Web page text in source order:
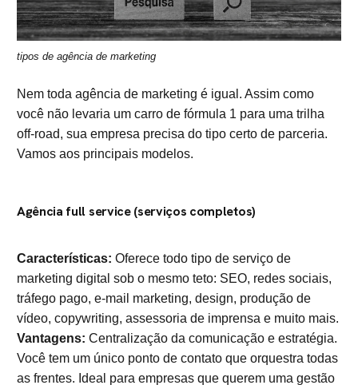
tipos de agência de marketing
Nem toda agência de marketing é igual. Assim como
você não levaria um carro de fórmula 1 para uma trilha
off-road, sua empresa precisa do tipo certo de parceria.
Vamos aos principais modelos.
Agência full service (serviços completos)
Características: Oferece todo tipo de serviço de
marketing digital sob o mesmo teto: SEO, redes sociais,
tráfego pago, e-mail marketing, design, produção de
vídeo, copywriting, assessoria de imprensa e muito mais.
Vantagens: Centralização da comunicação e estratégia.
Você tem um único ponto de contato que orquestra todas
as frentes. Ideal para empresas que querem uma gestão